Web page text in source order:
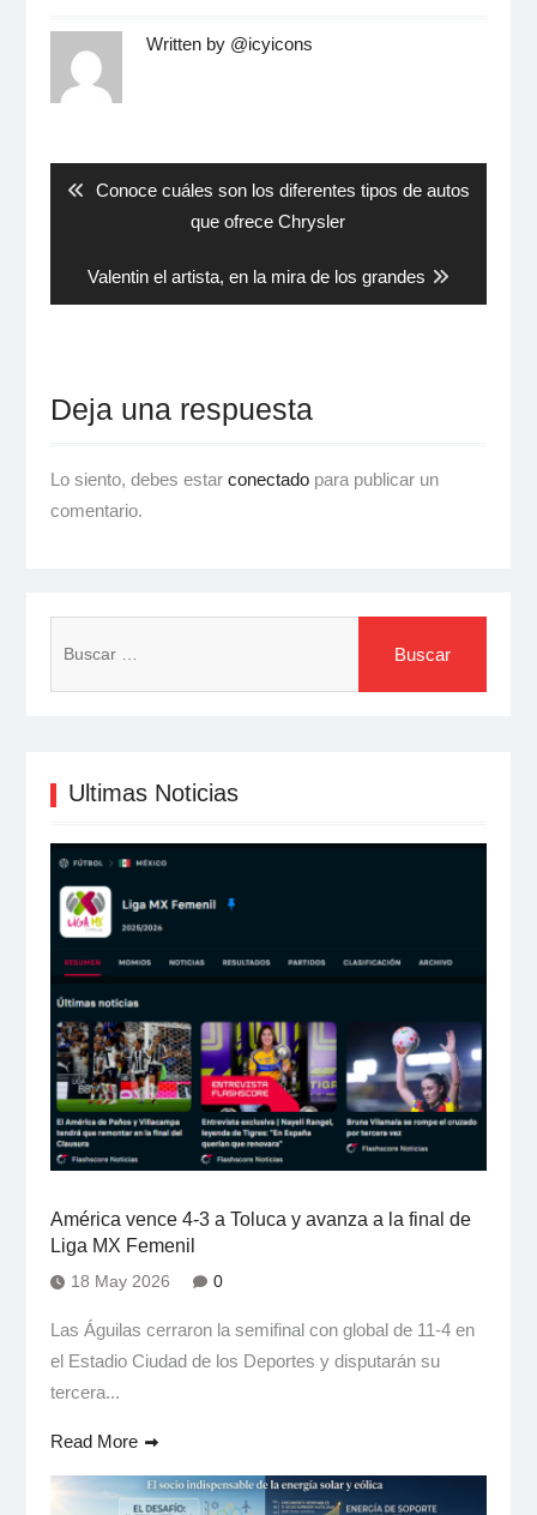
Written by @icyicons
entradas
Previous
Conoce cuáles son los diferentes tipos de autos
que ofrece Chrysler
Next
post:
Valentin el artista, en la mira de los grandes
Deja una respuesta
Lo siento, debes estar conectadopara publicar un
comentario.
Ultimas Noticias
América vence 4-3 a Toluca y avanza a la final de
Liga MX Femenil
18 May 2026 0
Las Águilas cerraron la semifinal con global de 11-4 en
el Estadio Ciudad de los Deportes y disputarán su
tercera...
Read More